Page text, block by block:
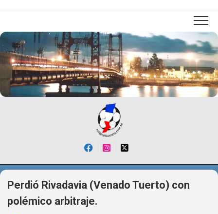
Perdió Rivadavia (Venado Tuerto) con
polémico arbitraje.